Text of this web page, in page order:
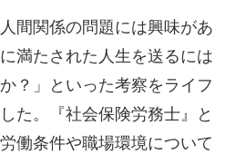
間関係の問題には興味があ
満たされた人生を送るには
？」といった考察をライフ
た。『社会保険労務士』と
働条件や職場環境について